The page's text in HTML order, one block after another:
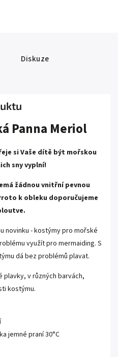
Diskuze
Panna Meriol
si Vaše dítě být mořskou
sny vyplní!
žádnou vnitřní pevnou
k obleku doporučujeme
.
novinku - kostýmy pro mořské
využít pro mermaiding. S
dá bez problémů plavat.
plavky, v různých barvách,
kostýmu.
jemné praní 30°C